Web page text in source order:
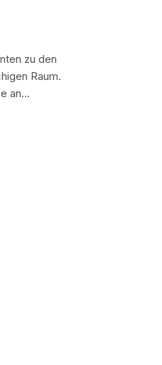
zu den
Raum.
an…